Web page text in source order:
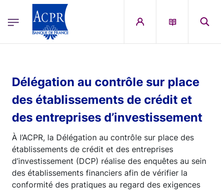
ACPR Menu Principal (French)
Délégation au contrôle sur place
des établissements de crédit et
des entreprises d’investissement
À l’ACPR, la Délégation au contrôle sur place des
établissements de crédit et des entreprises
d’investissement (DCP) réalise des enquêtes au sein
des établissements financiers afin de vérifier la
conformité des pratiques au regard des exigences